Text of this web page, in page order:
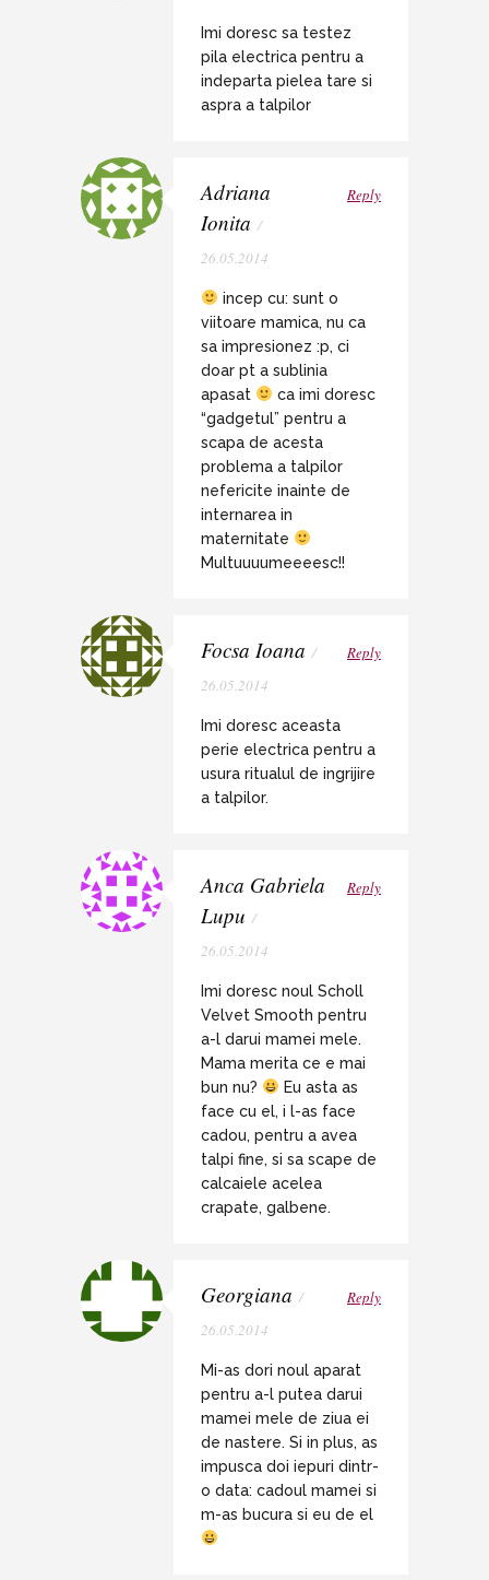
Imi doresc sa testez
pila electrica pentru a
indeparta pielea tare si
aspra a talpilor
Adriana
Ionita /
26.05.2014
Reply
incep cu: sunt o
viitoare mamica, nu ca
sa impresionez :p, ci
doar pt a sublinia
apasat
ca imi doresc
“gadgetul” pentru a
scapa de acesta
problema a talpilor
nefericite inainte de
internarea in
maternitate
Multuuuumeeeesc!!
Focsa Ioana /
26.05.2014
Reply
Imi doresc aceasta
perie electrica pentru a
usura ritualul de ingrijire
a talpilor.
Anca Gabriela
Lupu /
26.05.2014
Reply
Imi doresc noul Scholl
Velvet Smooth pentru
a-l darui mamei mele.
Mama merita ce e mai
bun nu?
Eu asta as
face cu el, i l-as face
cadou, pentru a avea
talpi fine, si sa scape de
calcaiele acelea
crapate, galbene.
Georgiana /
26.05.2014
Reply
Mi-as dori noul aparat
pentru a-l putea darui
mamei mele de ziua ei
de nastere. Si in plus, as
impusca doi iepuri dintr-
o data: cadoul mamei si
m-as bucura si eu de el